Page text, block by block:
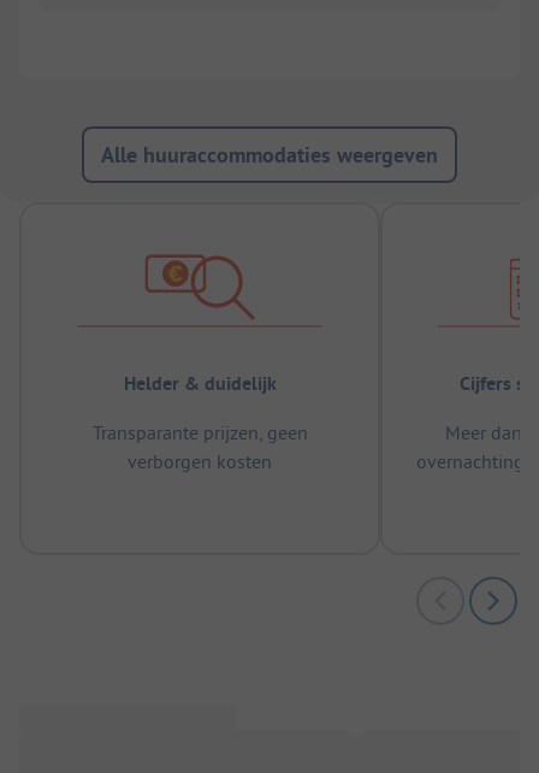
Alle huuraccommodaties weergeven
Helder & duidelijk
Transparante prijzen, geen
verborgen kosten
Cijfers
Meer dan